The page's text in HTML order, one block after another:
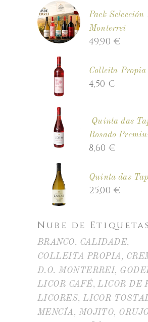
Pack Selección
Monterrei
49,90 €
Colleita Propia
4,50€
Quinta das
Rosado
8,60€
Quinta das
25,00 €
Nube de Etiquetas
BRANCO
CALIDADE
COLLEITA PROPIA
D.O. MONTERREI
LICOR CAFÉ
LICOR DE
LICORES
LICOR
MENCÍA
MOJITO